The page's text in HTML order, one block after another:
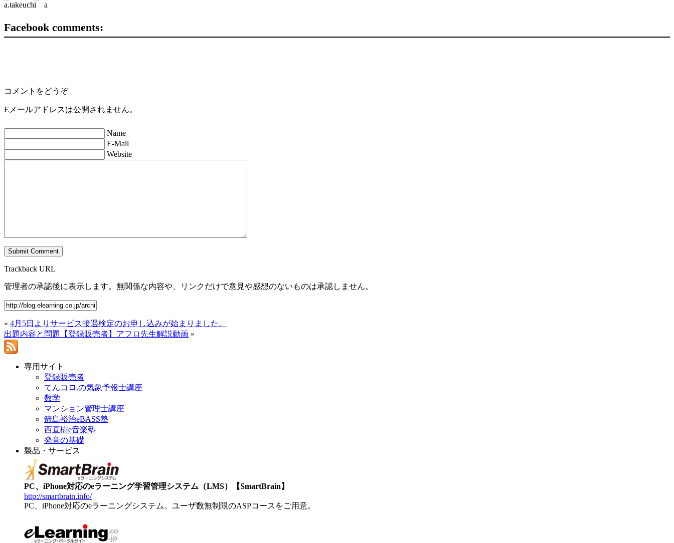
a.takeuchi a
Facebook comments:
コメントをどうぞ
Eメールアドレスは公開されません。
Name
E-Mail
Website
Trackback URL
管理者の承認後に表示します。無関係な内容や、リンクだけで意見や感想のないものは承認しません。
« 4月5日よりサービス接遇検定のお申し込みが始まりました。
出題内容と問題【登録販売者】アフロ先生解説動画 »
専用サイト
登録販売者
てんコロ.の気象予報士講座
数学
マンション管理士講座
箭島裕治eBASS塾
西直樹e音楽塾
発音の基礎
製品・サービス
PC、iPhone対応のeラーニング学習管理システム（LMS）【SmartBrain】
http://smartbrain.info/
PC、iPhone対応のeラーニングシステム。ユーザ数無制限のASPコースをご用意。